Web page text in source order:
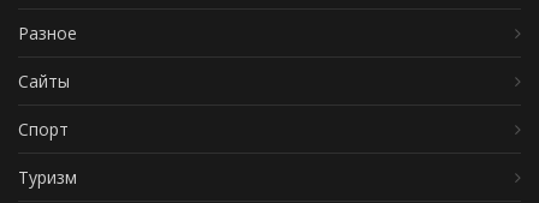
Разное
Сайты
Спорт
Туризм